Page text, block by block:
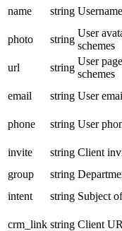
name string Username
photo
string
User
schemes
url
string
User
schemes
email
string User
phone
string User
invite
string Client
group
string
intent
string Subject
crm_link string Client